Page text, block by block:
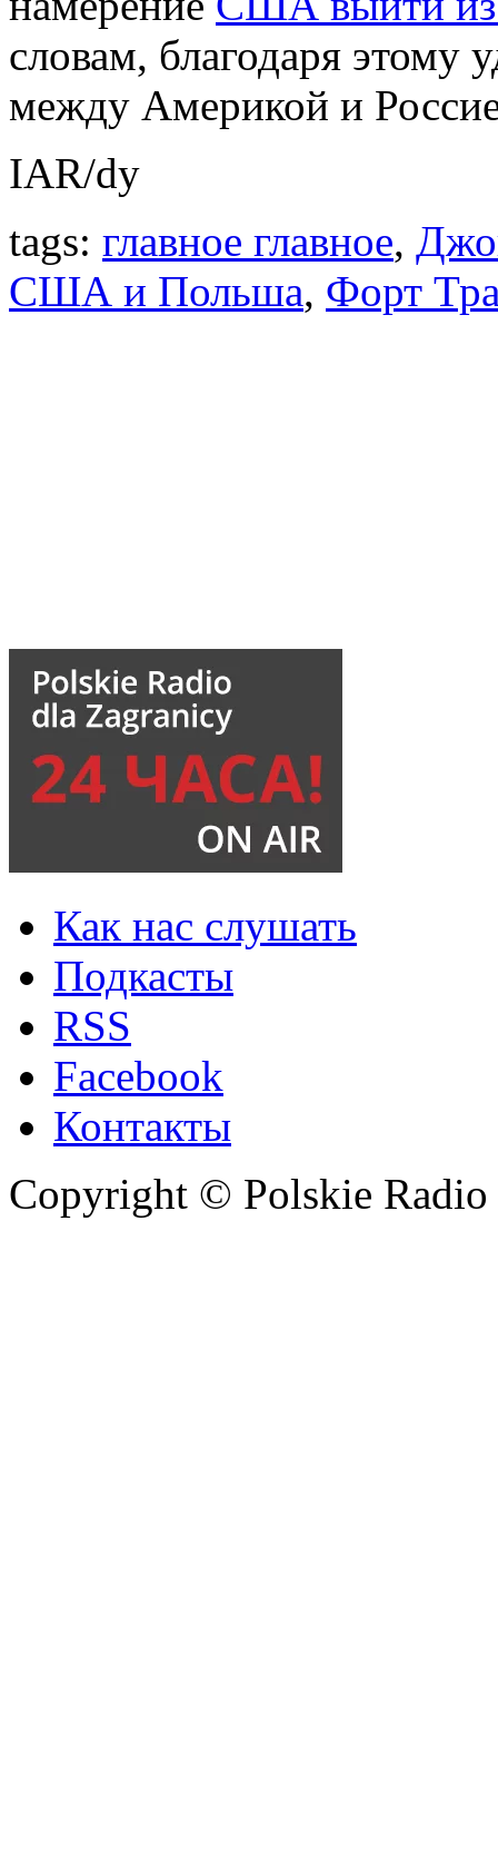
словам, благодаря этому
между Америкой и
IAR/dy
tags: главное главное,
США и Польша, Форт
Как нас слушать
Подкасты
RSS
Facebook
Контакты
Copyright © Polskie